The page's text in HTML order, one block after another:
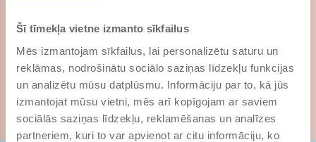
Šī tīmekļa vietne izmanto sīkfailus
Mēs izmantojam sīkfailus, lai personalizētu saturu un
reklāmas, nodrošinātu sociālo saziņas līdzekļu funkcijas
un analizētu mūsu datplūsmu. Informāciju par to, kā jūs
izmantojat mūsu vietni, mēs arī kopīgojam ar saviem
sociālās saziņas līdzekļu, reklamēšanas un analīzes
partneriem, kuri to var apvienot ar citu informāciju, ko
PRECES NR. 559006
Plaisu pārklāšanas aizsardzības
pārklājums